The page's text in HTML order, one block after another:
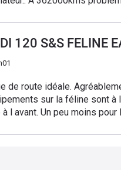
aucun voyant d allumé..
120 S&S FELINE
de route idéale.
sur la féline sont à
Un peu moins pour les
qualité et lui donne une